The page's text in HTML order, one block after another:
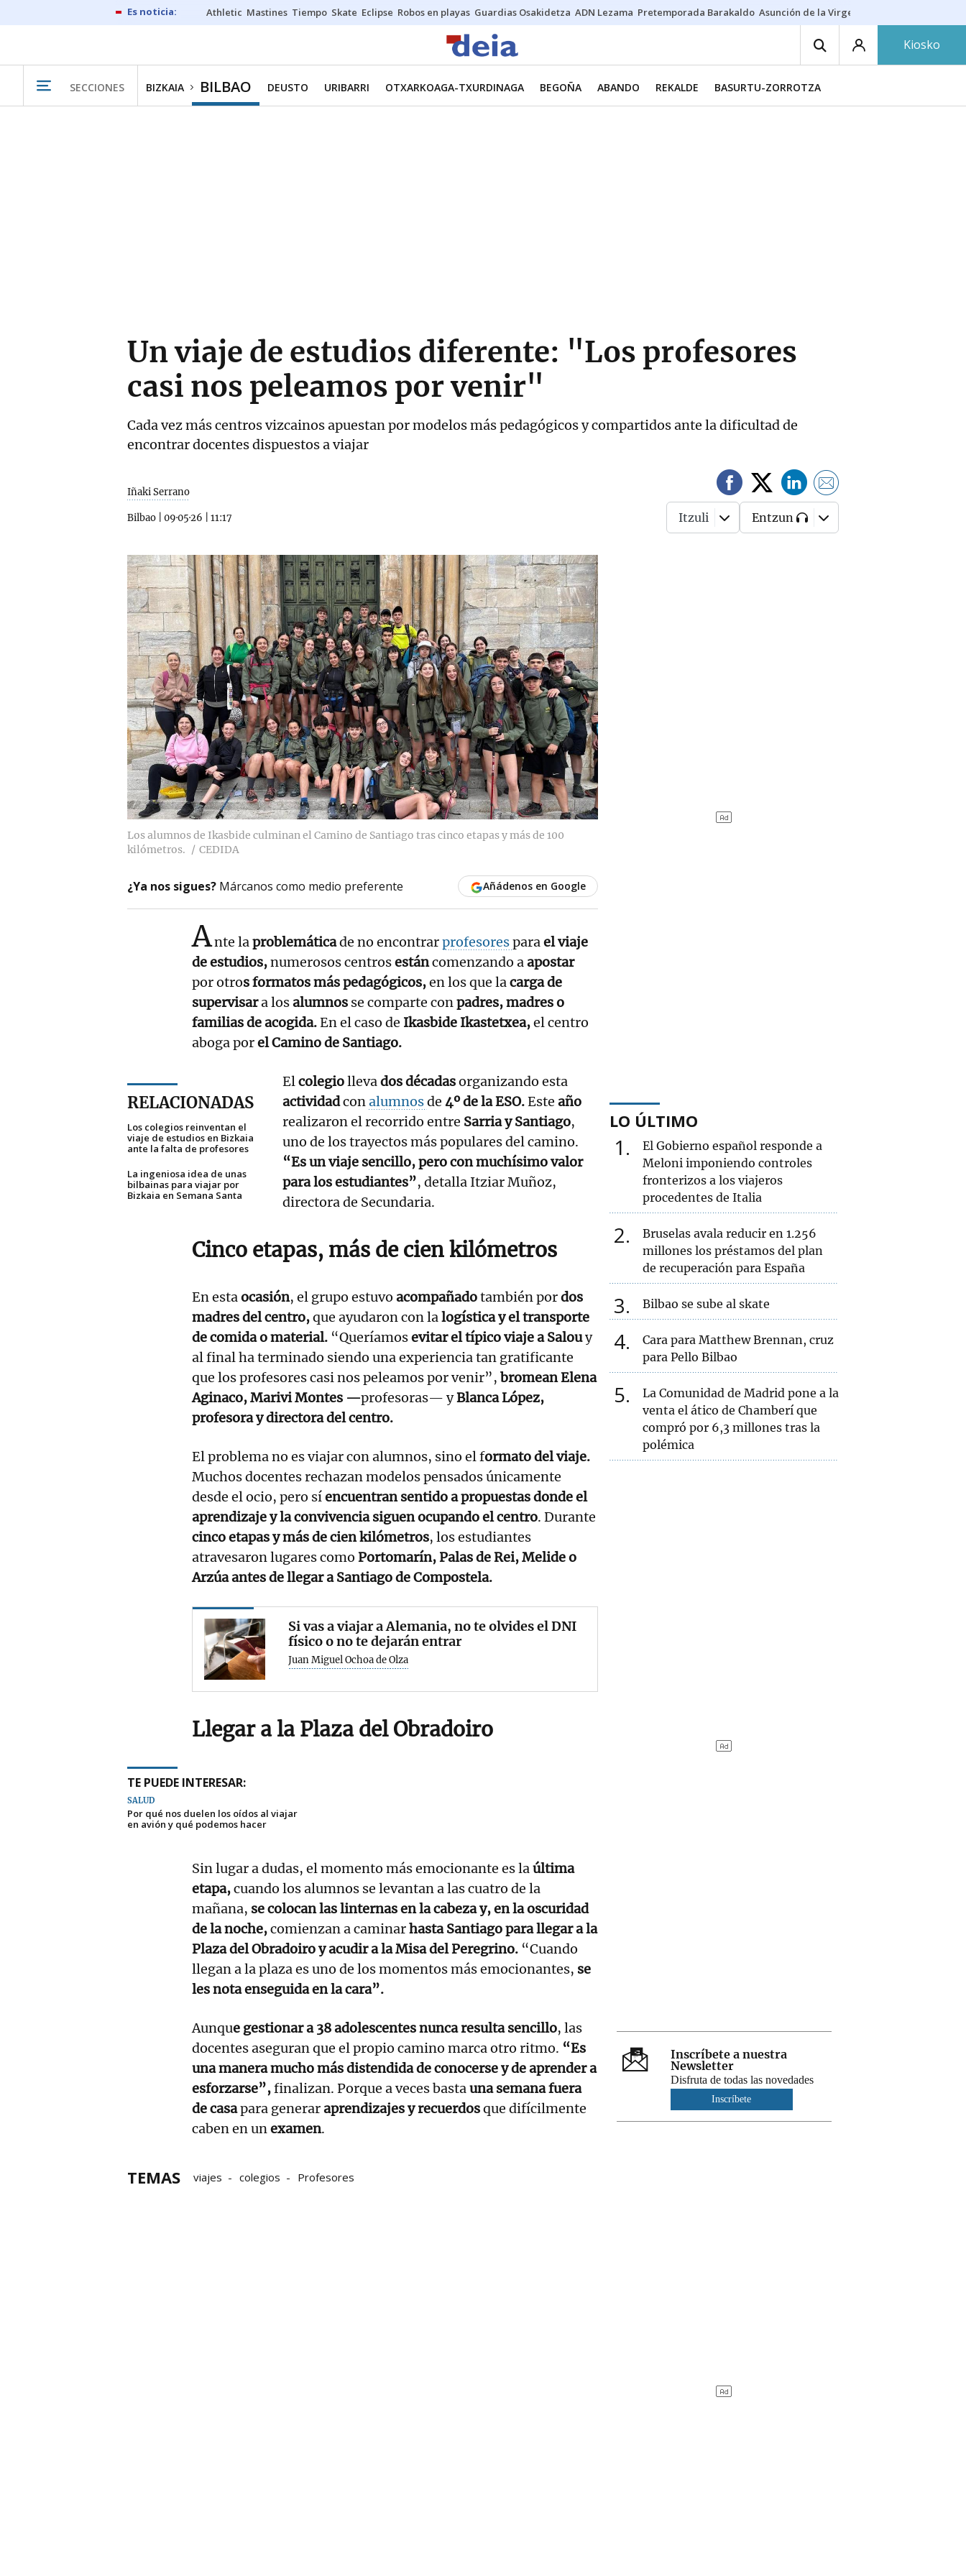
Athletic Mastines Tiempo Skate Eclipse Robos en playas Guardias Osakidetza ADN Lezama Pretemporada Barakaldo Asunción de la Virgen
Kiosko
SECCIONES BIZKAIA BILBAO DEUSTO URIBARRI OTXARKOAGA-TXURDINAGA BEGOÑA ABANDO REKALDE BASURTU-ZORROTZA
Un viaje de estudios diferente: "Los profesores
casi nos peleamos por venir"
Cada vez más centros vizcainos apuestan por modelos más pedagógicos y compartidos ante la dificultad de
encontrar docentes dispuestos a viajar
Iñaki Serrano
Bilbao 09·05·26 11:17 Itzuli Entzun
Los alumnos de Ikasbide culminan el Camino de Santiago tras cinco etapas y más de 100
kilómetros.
CEDIDA
¿Ya nos sigues? Márcanos como medio preferente Añádenos en Google
Ante laproblemáticade no encontrarprofesoresparael viaje
de estudios,numerosos centrosestáncomenzando aapostar
por otros formatos más pedagógicos,en los que lacarga de
supervisara losalumnos se comparte conpadres, madres o
familias de acogida.En el caso de Ikasbide Ikastetxea,el centro
aboga porel Camino de Santiago.
RELACIONADAS
Los colegios reinventan el
viaje de estudios en Bizkaia
ante la falta de profesores
La ingeniosa idea de unas
bilbainas para viajar por
Bizkaia en Semana Santa
Elcolegiollevados décadasorganizando esta
actividadconalumnosde 4º de la ESO.Esteaño
realizaron el recorrido entre Sarria y Santiago,
uno de los trayectos más populares del camino.
“Es un viaje sencillo, pero con muchísimo valor
para los estudiantes”, detalla Itziar Muñoz,
directora de Secundaria.
Cinco etapas, más de cien kilómetros
En estaocasión, el grupo estuvo acompañadotambién pordos
madres del centro,que ayudaron con lalogística y el transporte
de comida o material. “Queríamosevitar el típico viaje a Salouy
al final ha terminado siendo una experiencia tan gratificante
que los profesores casi nos peleamos por venir”, bromean Elena
Aginaco, Marivi Montes —profesoras— yBlanca López,
profesora y directora del centro.
El problema no es viajar con alumnos, sino el formato del viaje.
Muchos docentes rechazan modelos pensados únicamente
desde el ocio, pero síencuentran sentido a propuestas donde el
aprendizaje y la convivencia siguen ocupando el centro. Durante
cinco etapas y más de cien kilómetros, los estudiantes
atravesaron lugares como Portomarín, Palas de Rei, Melide o
Arzúa antes de llegar a Santiago de Compostela.
Si vas a viajar a Alemania, no te olvides el DNI
físico o no te dejarán entrar
Juan Miguel Ochoa de Olza
Llegar a la Plaza del Obradoiro
TE PUEDE INTERESAR:
SALUD
Por qué nos duelen los oídos al viajar
en avión y qué podemos hacer
Sin lugar a dudas, el momento más emocionante es laúltima
etapa,cuando los alumnos se levantan a las cuatro de la
mañana, se colocan las linternas en la cabeza y, en la oscuridad
de la noche,comienzan a caminarhasta Santiago para llegar a la
Plaza del Obradoiro y acudir a la Misa del Peregrino. “Cuando
llegan a la plaza es uno de los momentos más emocionantes, se
les nota enseguida en la cara”.
Aunque gestionar a 38 adolescentes nunca resulta sencillo, las
docentes aseguran que el propio camino marca otro ritmo. “Es
una manera mucho más distendida de conocerse y de aprender a
esforzarse”,finalizan. Porque a veces bastauna semana fuera
de casapara generaraprendizajes y recuerdosque difícilmente
caben en unexamen.
TEMAS viajes colegios Profesores
LO ÚLTIMO
1
El Gobierno español responde a
Meloni imponiendo controles
fronterizos a los viajeros
procedentes de Italia
2
Bruselas avala reducir en 1.256
millones los préstamos del plan
de recuperación para España
3 Bilbao se sube al skate
4
Cara para Matthew Brennan, cruz
para Pello Bilbao
5
La Comunidad de Madrid pone a la
venta el ático de Chamberí que
compró por 6,3 millones tras la
polémica
Inscríbete a nuestra
Newsletter
Disfruta de todas las novedades
Inscríbete